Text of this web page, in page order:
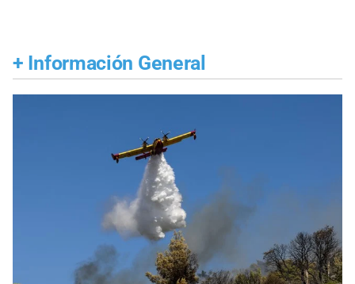
+ Información General